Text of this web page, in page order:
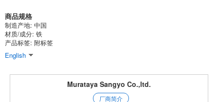
商品规格
制造产地: 中国
材质/成分: 铁
产品标签: 附标签
English
Murataya Sangyo Co.,ltd.
厂商简介